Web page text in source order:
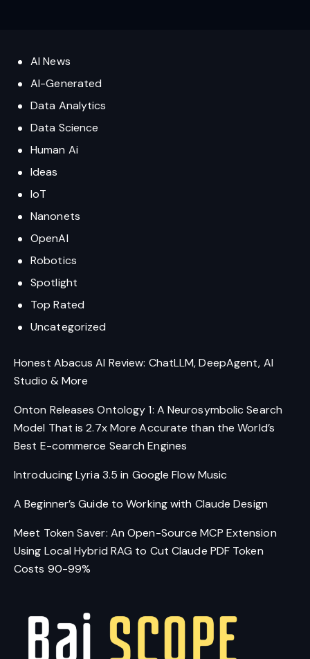
AI News
AI-Generated
Data Analytics
Data Science
Human Ai
Ideas
IoT
Nanonets
OpenAI
Robotics
Spotlight
Top Rated
Uncategorized
Honest Abacus AI Review: ChatLLM, DeepAgent, AI
Studio & More
Onton Releases Ontology 1: A Neurosymbolic Search
Model That is 2.7x More Accurate than the World’s
Best E-commerce Search Engines
Introducing Lyria 3.5 in Google Flow Music
A Beginner’s Guide to Working with Claude Design
Meet Token Saver: An Open-Source MCP Extension
Using Local Hybrid RAG to Cut Claude PDF Token
Costs 90-99%